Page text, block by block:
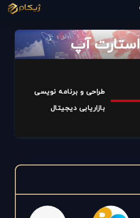
استارت آپ
طراحی و برنامه نویسی
بازاریابی دیجیتال